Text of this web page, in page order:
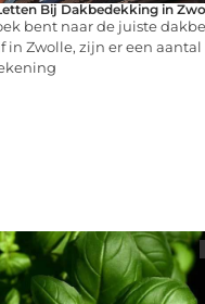
Bij Dakbedekking in
bent naar de juiste
in Zwolle, zijn er een